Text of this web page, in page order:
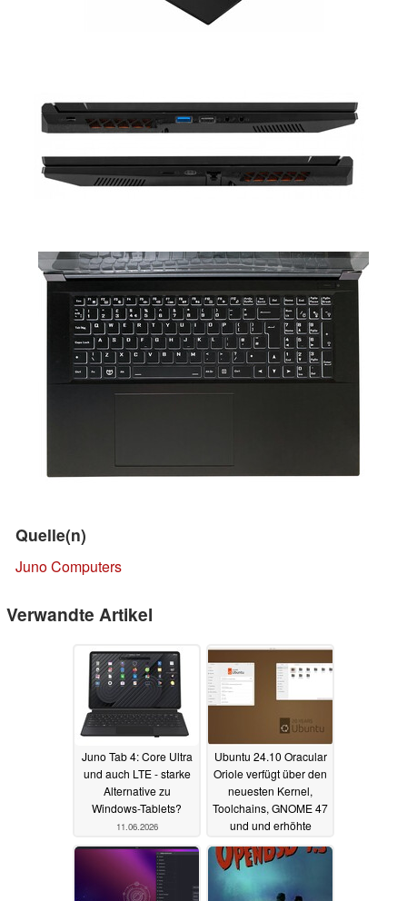
Quelle(n)
Juno Computers
Verwandte Artikel
Juno Tab 4: Core Ultra
und auch LTE - starke
Alternative zu
Windows-Tablets?
11.06.2026
Ubuntu 24.10 Oracular
Oriole verfügt über den
neuesten Kernel,
Toolchains, GNOME 47
und und erhöhte
12.10.2024